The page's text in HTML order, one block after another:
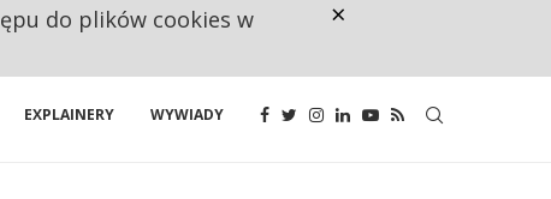
EXPLAINERY WYWIADY
do plików cookies w
×